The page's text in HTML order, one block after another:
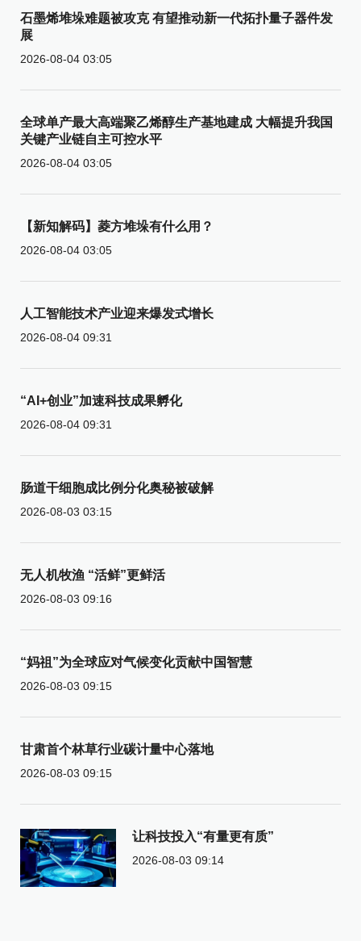
石墨烯堆垛难题被攻克 有望推动新一代拓扑量子器件发
展
2026-08-04 03:05
全球单产最大高端聚乙烯醇生产基地建成 大幅提升我国
关键产业链自主可控水平
2026-08-04 03:05
【新知解码】菱方堆垛有什么用？
2026-08-04 03:05
人工智能技术产业迎来爆发式增长
2026-08-04 09:31
“AI+创业”加速科技成果孵化
2026-08-04 09:31
肠道干细胞成比例分化奥秘被破解
2026-08-03 03:15
无人机牧渔 “活鲜”更鲜活
2026-08-03 09:16
“妈祖”为全球应对气候变化贡献中国智慧
2026-08-03 09:15
甘肃首个林草行业碳计量中心落地
2026-08-03 09:15
让科技投入“有量更有质”
2026-08-03 09:14